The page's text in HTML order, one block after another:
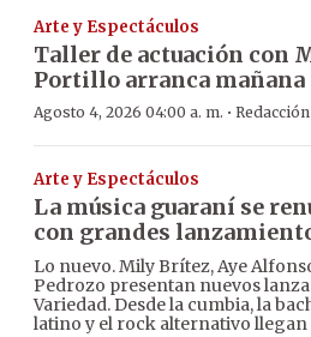
Arte y Espectáculos
Taller de actuación con
Portillo arranca mañana
Agosto 4, 2026 04:00 a. m. ·
Arte y Espectáculos
La música guaraní se
con grandes
Lo nuevo. Mily Brítez, Aye
Pedrozo presentan nuevos
Variedad. Desde la cumbia, la
latino y el rock alternativo